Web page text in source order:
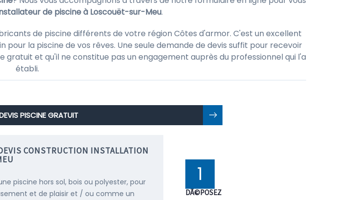
de piscine à Loscouët-sur-Meu.
de piscine différents de votre région Côtes d'armor. C'est un excellent
la piscine de vos rêves. Une seule demande de devis suffit pour recevoir
gratuit et qu'il ne constitue pas un engagement auprès du professionnel qui l'a
établi.
PISCINE GRATUIT
CONSTRUCTION INSTALLATION
piscine hors sol, bois ou polyester, pour
et de plaisir et / ou comme un
1
DÃ©POSEZ